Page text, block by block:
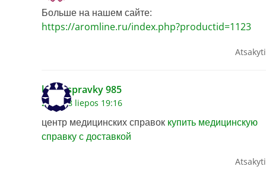
Больше на нашем сайте:
https://aromline.ru/index.php?productid=1123
Atsakyti
kupit spravky 985
2026 18 liepos 19:16
центр медицинских справок купить медицинскую
справку с доставкой
Atsakyti